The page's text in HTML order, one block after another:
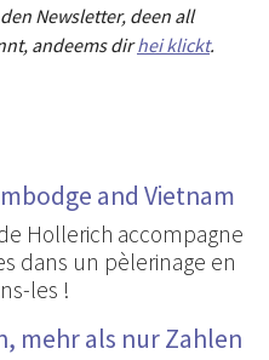
Newsletter, deen all
andeems dirhei klickt.
and Vietnam
Hollerich accompagne
dans un pèlerinage en
les !
mehr als nur Zahlen